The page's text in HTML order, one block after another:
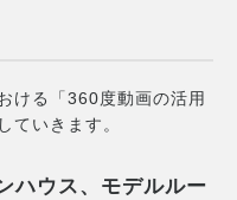
ける「360度動画の活用
ていきます。
ハウス、モデルルー